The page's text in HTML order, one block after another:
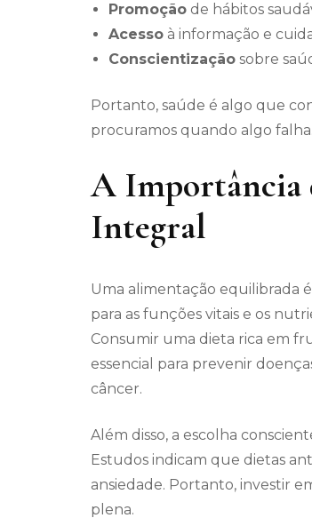
Promoção de hábitos
Acesso à informação e
Conscientização sobre
Portanto, saúde é algo que
procuramos quando algo falha.
A Importância
Integral
Uma alimentação equilibrada
para as funções vitais e os
Consumir uma dieta rica em
essencial para prevenir
câncer.
Além disso, a escolha
Estudos indicam que dietas
ansiedade. Portanto, investir
plena.